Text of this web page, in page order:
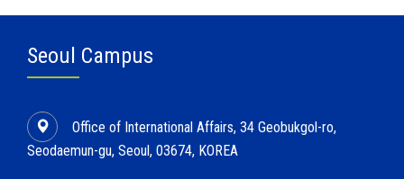
Seoul Campus
Office of International Affairs, 34 Geobukgol-ro,
Seodaemun-gu, Seoul, 03674, KOREA